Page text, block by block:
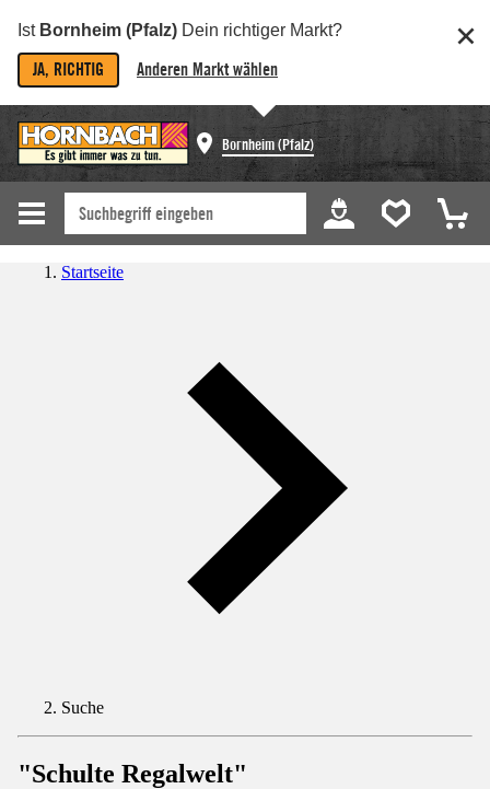
Ist Bornheim (Pfalz) Dein richtiger Markt?
JA, RICHTIG Anderen Markt wählen
Bornheim (Pfalz)
Startseite
Suche
"Schulte Regalwelt"